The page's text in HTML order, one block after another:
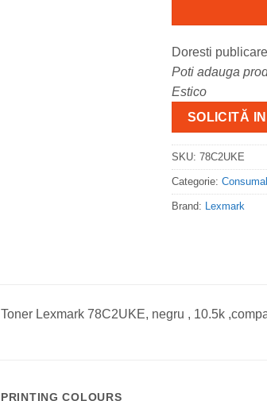
Doresti
Poti adauga
Estico
SOLICITĂ
SKU: 78C2UKE
Categorie:
Brand: Lexmark
Toner Lexmark 78C2UKE, negru , 10.5k
PRINTING COLOURS